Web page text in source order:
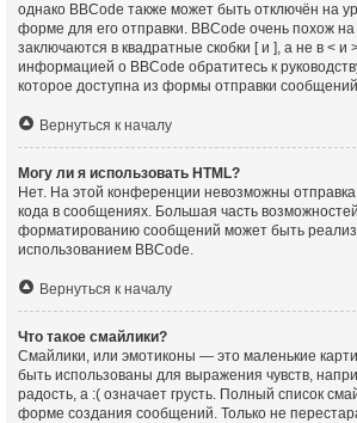
однако BBCode также может быть отключён на
форме для его отправки. BBCode очень похож на
заключаются в квадратные скобки [ и ], а не в < и
информацией о BBCode обратитесь к
которое доступна из формы отправки
Вернуться к началу
Могу ли я использовать HTML?
Нет. На этой конференции невозможны
кода в сообщениях. Большая часть
форматированию сообщений может быть
использованием BBCode.
Вернуться к началу
Что такое смайлики?
Смайлики, или эмотиконы — это маленькие
быть использованы для выражения чувств,
радость, а :( означает грусть. Полный список
форме создания сообщений. Только не